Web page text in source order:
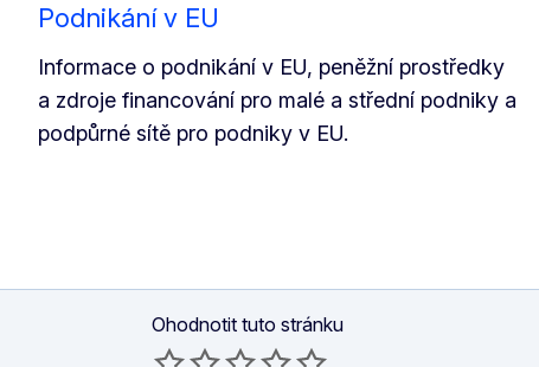
Podnikání v EU
Informace o podnikání v EU, peněžní prostředky
a zdroje financování pro malé a střední podniky a
podpůrné sítě pro podniky v EU.
Ohodnotit tuto stránku